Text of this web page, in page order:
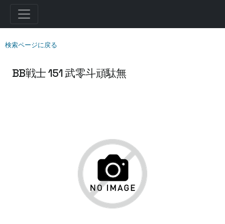
検索ページに戻る
BB戦士 151 武零斗頑駄無